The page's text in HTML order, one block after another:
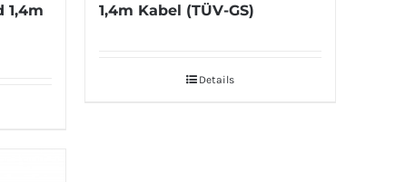
1,4m
1,4m Kabel (TÜV-GS)
Details